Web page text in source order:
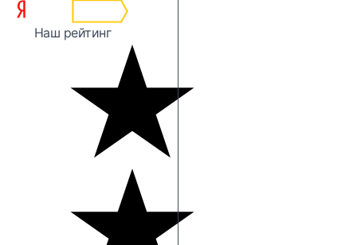
Наш рейтинг